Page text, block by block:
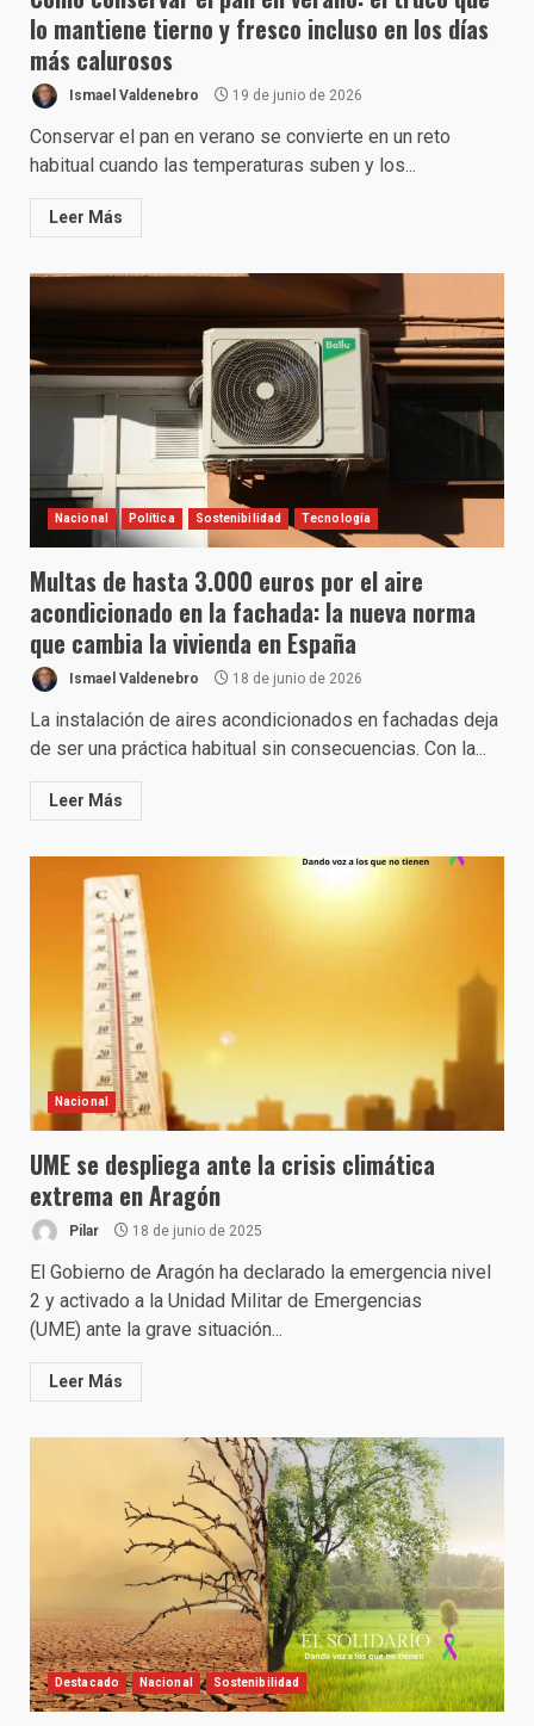
lo mantiene tierno y fresco incluso en los días
más calurosos
Ismael Valdenebro 19 de junio de 2026
Conservar el pan en verano se convierte en un reto
habitual cuando las temperaturas suben y los...
Leer Más
Nacional Política Sostenibilidad Tecnología
Multas de hasta 3.000 euros por el aire
acondicionado en la fachada: la nueva norma
que cambia la vivienda en España
Ismael Valdenebro 18 de junio de 2026
La instalación de aires acondicionados en fachadas deja
de ser una práctica habitual sin consecuencias. Con la...
Leer Más
Nacional
UME se despliega ante la crisis climática
extrema en Aragón
Pilar 18 de junio de 2025
El Gobierno de Aragón ha declarado la emergencia nivel
2 y activado a la Unidad Militar de Emergencias
(UME) ante la grave situación...
Leer Más
Destacado Nacional Sostenibilidad